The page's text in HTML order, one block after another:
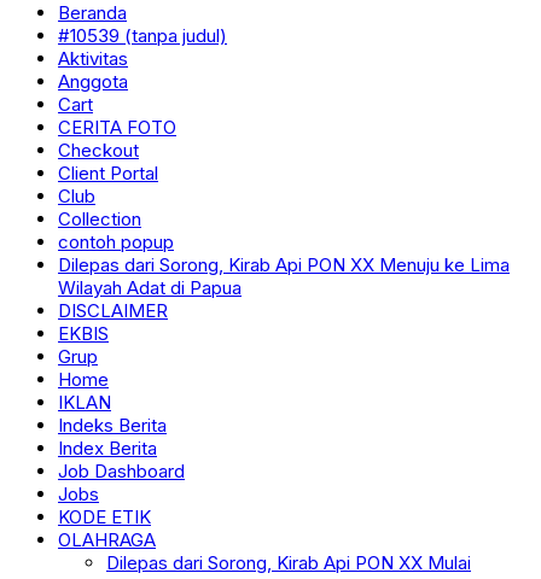
Beranda
#10539 (tanpa judul)
Aktivitas
Anggota
Cart
CERITA FOTO
Checkout
Client Portal
Club
Collection
contoh popup
Dilepas dari Sorong, Kirab Api PON XX Menuju ke Lima
Wilayah Adat di Papua
DISCLAIMER
EKBIS
Grup
Home
IKLAN
Indeks Berita
Index Berita
Job Dashboard
Jobs
KODE ETIK
OLAHRAGA
Dilepas dari Sorong, Kirab Api PON XX Mulai